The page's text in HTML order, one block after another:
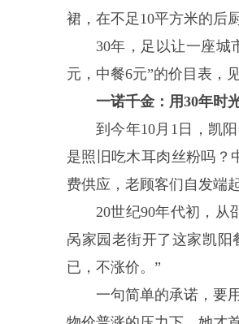
裙，在不足10平方米的后
30年，足以让一座城
元，中餐6元”的价目表，
一诺千金：用30年时
到今年10月1日，凯
是照旧吃木耳肉丝粉吗？
费供应，老顾客们自发端
20世纪90年代初，从
呙家园老街开了这家凯
已，不涨价。”
一句简单的承诺，要